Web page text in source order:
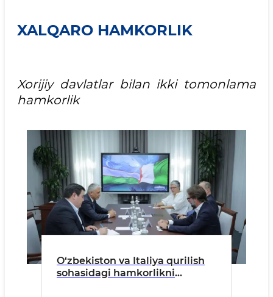
XALQARO HAMKORLIK
Xorijiy davlatlar bilan ikki tomonlama
hamkorlik
O‘zbekiston va Italiya qurilish
sohasidagi hamkorlikni